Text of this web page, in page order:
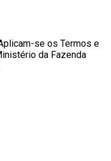
se os Termos e
da Fazenda